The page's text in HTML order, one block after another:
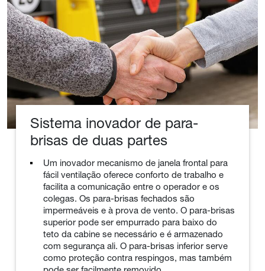
Sistema inovador de para-
brisas de duas partes
Um inovador mecanismo de janela frontal para
fácil ventilação oferece conforto de trabalho e
facilita a comunicação entre o operador e os
colegas. Os para-brisas fechados são
impermeáveis e à prova de vento. O para-brisas
superior pode ser empurrado para baixo do
teto da cabine se necessário e é armazenado
com segurança ali. O para-brisas inferior serve
como proteção contra respingos, mas também